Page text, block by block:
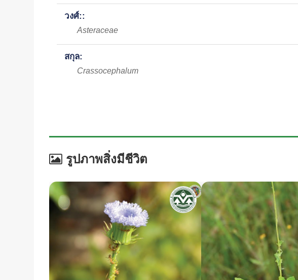
วงศ์::
Asteraceae
สกุล:
Crassocephalum
รูปภาพสิ่งมีชีวิต